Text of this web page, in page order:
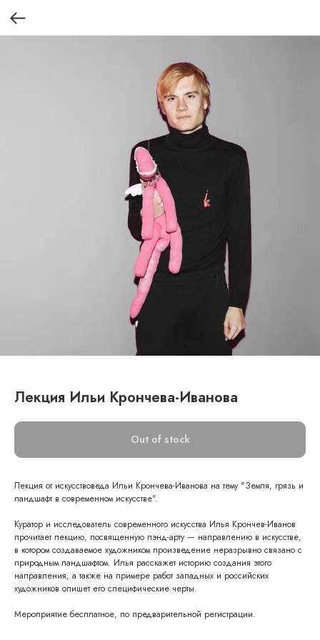
Лекция Ильи Крончева-Иванова
Out of stock
Лекция от искусствоведа Ильи Крончева-Иванова на тему "Земля, грязь и
ландшафт в современном искусстве".
Куратор и исследователь современного искусства Илья Крончев-Иванов
прочитает лекцию, посвященную лэнд-арту — направлению в искусстве,
в котором создаваемое художником произведение неразрывно связано с
природным ландшафтом. Илья расскажет историю создания этого
направления, а также на примере работ западных и российских
художников опишет его специфические черты.
Мероприятие бесплатное, по предварительной регистрации.